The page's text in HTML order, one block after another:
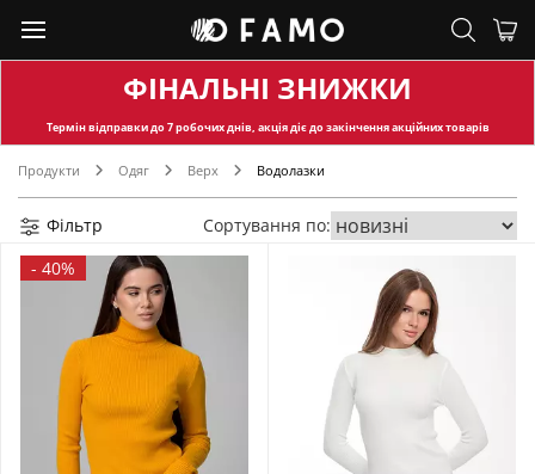
ФІНАЛЬНІ ЗНИЖКИ
Термін відправкидо 7 робочих днів, акція діє до закінчення акційних товарів
Продукти Одяг Верх Водолазки
Фільтр
Сортування по:
- 40%